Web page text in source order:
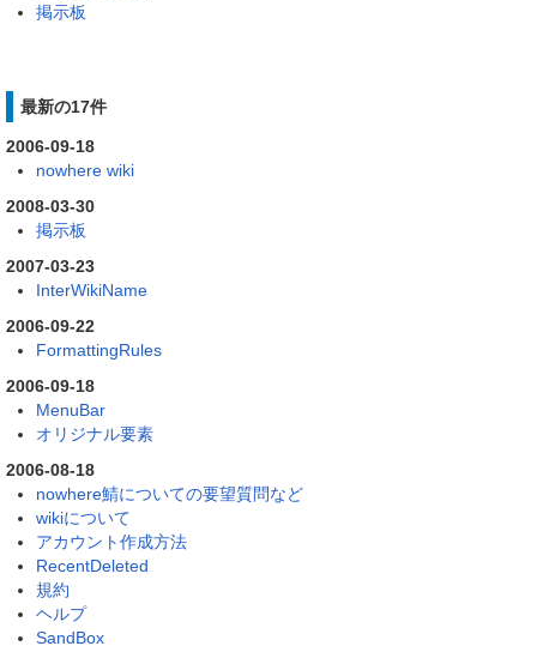
掲示板
最新の17件
2006-09-18
nowhere wiki
2008-03-30
掲示板
2007-03-23
InterWikiName
2006-09-22
FormattingRules
2006-09-18
MenuBar
オリジナル要素
2006-08-18
nowhere鯖についての要望質問など
wikiについて
アカウント作成方法
RecentDeleted
規約
ヘルプ
SandBox